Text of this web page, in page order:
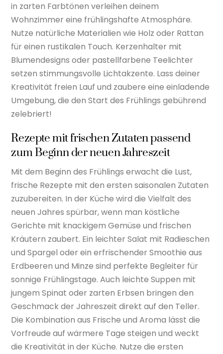
in zarten Farbtönen verleihen deinem
Wohnzimmer eine frühlingshafte Atmosphäre.
Nutze natürliche Materialien wie Holz oder Rattan
für einen rustikalen Touch. Kerzenhalter mit
Blumendesigns oder pastellfarbene Teelichter
setzen stimmungsvolle Lichtakzente. Lass deiner
Kreativität freien Lauf und zaubere eine einladende
Umgebung, die den Start des Frühlings gebührend
zelebriert!
Rezepte mit frischen Zutaten passend
zum Beginn der neuen Jahreszeit
Mit dem Beginn des Frühlings erwacht die Lust,
frische Rezepte mit den ersten saisonalen Zutaten
zuzubereiten. In der Küche wird die Vielfalt des
neuen Jahres spürbar, wenn man köstliche
Gerichte mit knackigem Gemüse und frischen
Kräutern zaubert. Ein leichter Salat mit Radieschen
und Spargel oder ein erfrischender Smoothie aus
Erdbeeren und Minze sind perfekte Begleiter für
sonnige Frühlingstage. Auch leichte Suppen mit
jungem Spinat oder zarten Erbsen bringen den
Geschmack der Jahreszeit direkt auf den Teller.
Die Kombination aus Frische und Aroma lässt die
Vorfreude auf wärmere Tage steigen und weckt
die Kreativität in der Küche. Nutze die ersten